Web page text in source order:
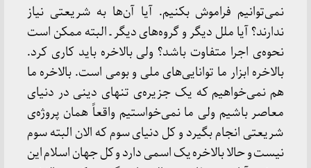
نمی‌توانیم فراموش بکنیم. آیا آن‌ها به شریعتی نیاز
ندارند؟ آیا ملل دیگر و گروه‌های دیگر ـ البته ممکن است
نحوه‌ی اجرا متفاوت باشد؟ ولی بالاخره باید کاری کرد.
بالاخره ابزار ما توانایی‌های ملی و بومی است. بالاخره ما
هم نمی‌خواهیم که یک جزیره‌ی تنهای دینی در دنیای
معاصر باشیم ولی ما نمی‌خواستیم واقعاً همان پروژه‌ی
شریعتی انجام بگیرد و کل دنیای سوم که الان البته سوم
نیست و حالا بالاخره یک اسمی دارد و کل جهان اسلام این